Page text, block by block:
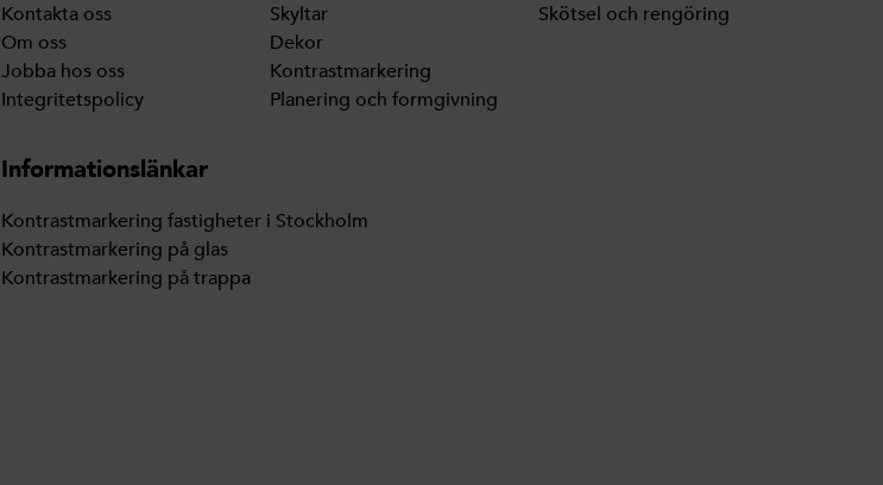
Kontakta oss
Om oss
Jobba hos oss
Integritetspolicy
Skyltar
Dekor
Kontrastmarkering
Planering och formgivning
Skötsel och rengöring
Informationslänkar
Kontrastmarkering fastigheter i Stockholm
Kontrastmarkering på glas
Kontrastmarkering på trappa